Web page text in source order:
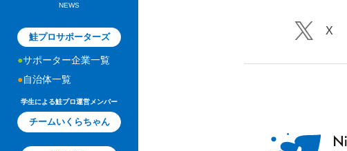
NEWS
鮭プロサポーターズ
サポーター企業一覧
自治体一覧
学生による鮭プロ運営メンバー
チームいくらちゃん
X